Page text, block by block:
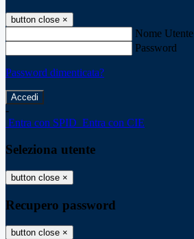
button close ×
Nome Utente
Password
Password dimenticata?
-
Entra con SPID Entra con CIE
Seleziona utente
button close ×
Recupero password
button close ×